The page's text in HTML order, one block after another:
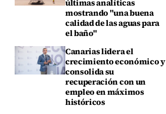
últimas analíticas
mostrando "una buena
calidad de las aguas para
el baño"
Canarias lidera el
crecimiento económico y
consolida su
recuperación con un
empleo en máximos
históricos